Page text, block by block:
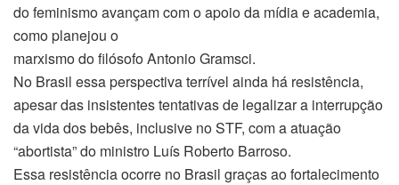
do feminismo avançam com o apoio da mídia e academia,
como planejou o
marxismo do filósofo Antonio Gramsci.
No Brasil essa perspectiva terrível ainda há resistência,
apesar das insistentes tentativas de legalizar a interrupção
da vida dos bebês, inclusive no STF, com a atuação
“abortista” do ministro Luís Roberto Barroso.
Essa resistência ocorre no Brasil graças ao fortalecimento